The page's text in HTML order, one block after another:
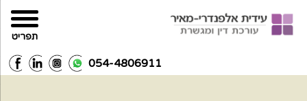
054-4806911
תפריט